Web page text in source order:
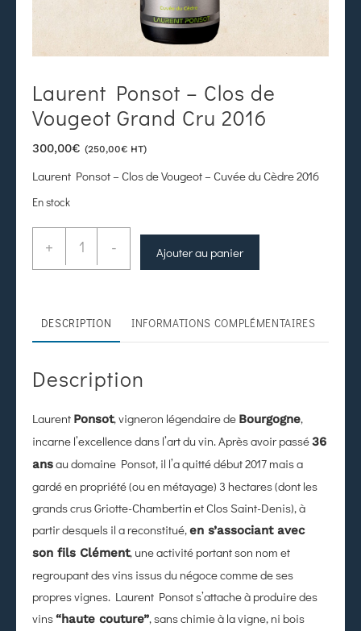
Laurent Ponsot – Clos de
Vougeot Grand Cru 2016
300,00€ (250,00€ HT)
Laurent Ponsot – Clos de Vougeot – Cuvée du Cèdre 2016
En stock
+ - Ajouter au panier
DESCRIPTION INFORMATIONS COMPLÉMENTAIRES
Description
Laurent Ponsot, vigneron légendaire de Bourgogne,
incarne l’excellence dans l’art du vin. Après avoir passé36
ansau domaine Ponsot, il l’a quitté début 2017 mais a
gardé en propriété (ou en métayage) 3 hectares (dont les
grands crus Griotte-Chambertin et Clos Saint-Denis), à
partir desquels il a reconstitué,en s’associant avec
son fils Clément, une activité portant son nom et
regroupant des vins issus du négoce comme de ses
propres vignes. Laurent Ponsot s’attache à produire des
vins“haute couture”, sans chimie à la vigne, ni bois